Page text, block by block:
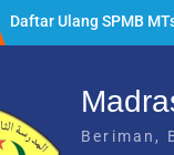
Daftar Ulang SPMB
Tahun Ajaran 2026/
Rangkuman
Penuh Makna
Khadijah Malang
Beriman,